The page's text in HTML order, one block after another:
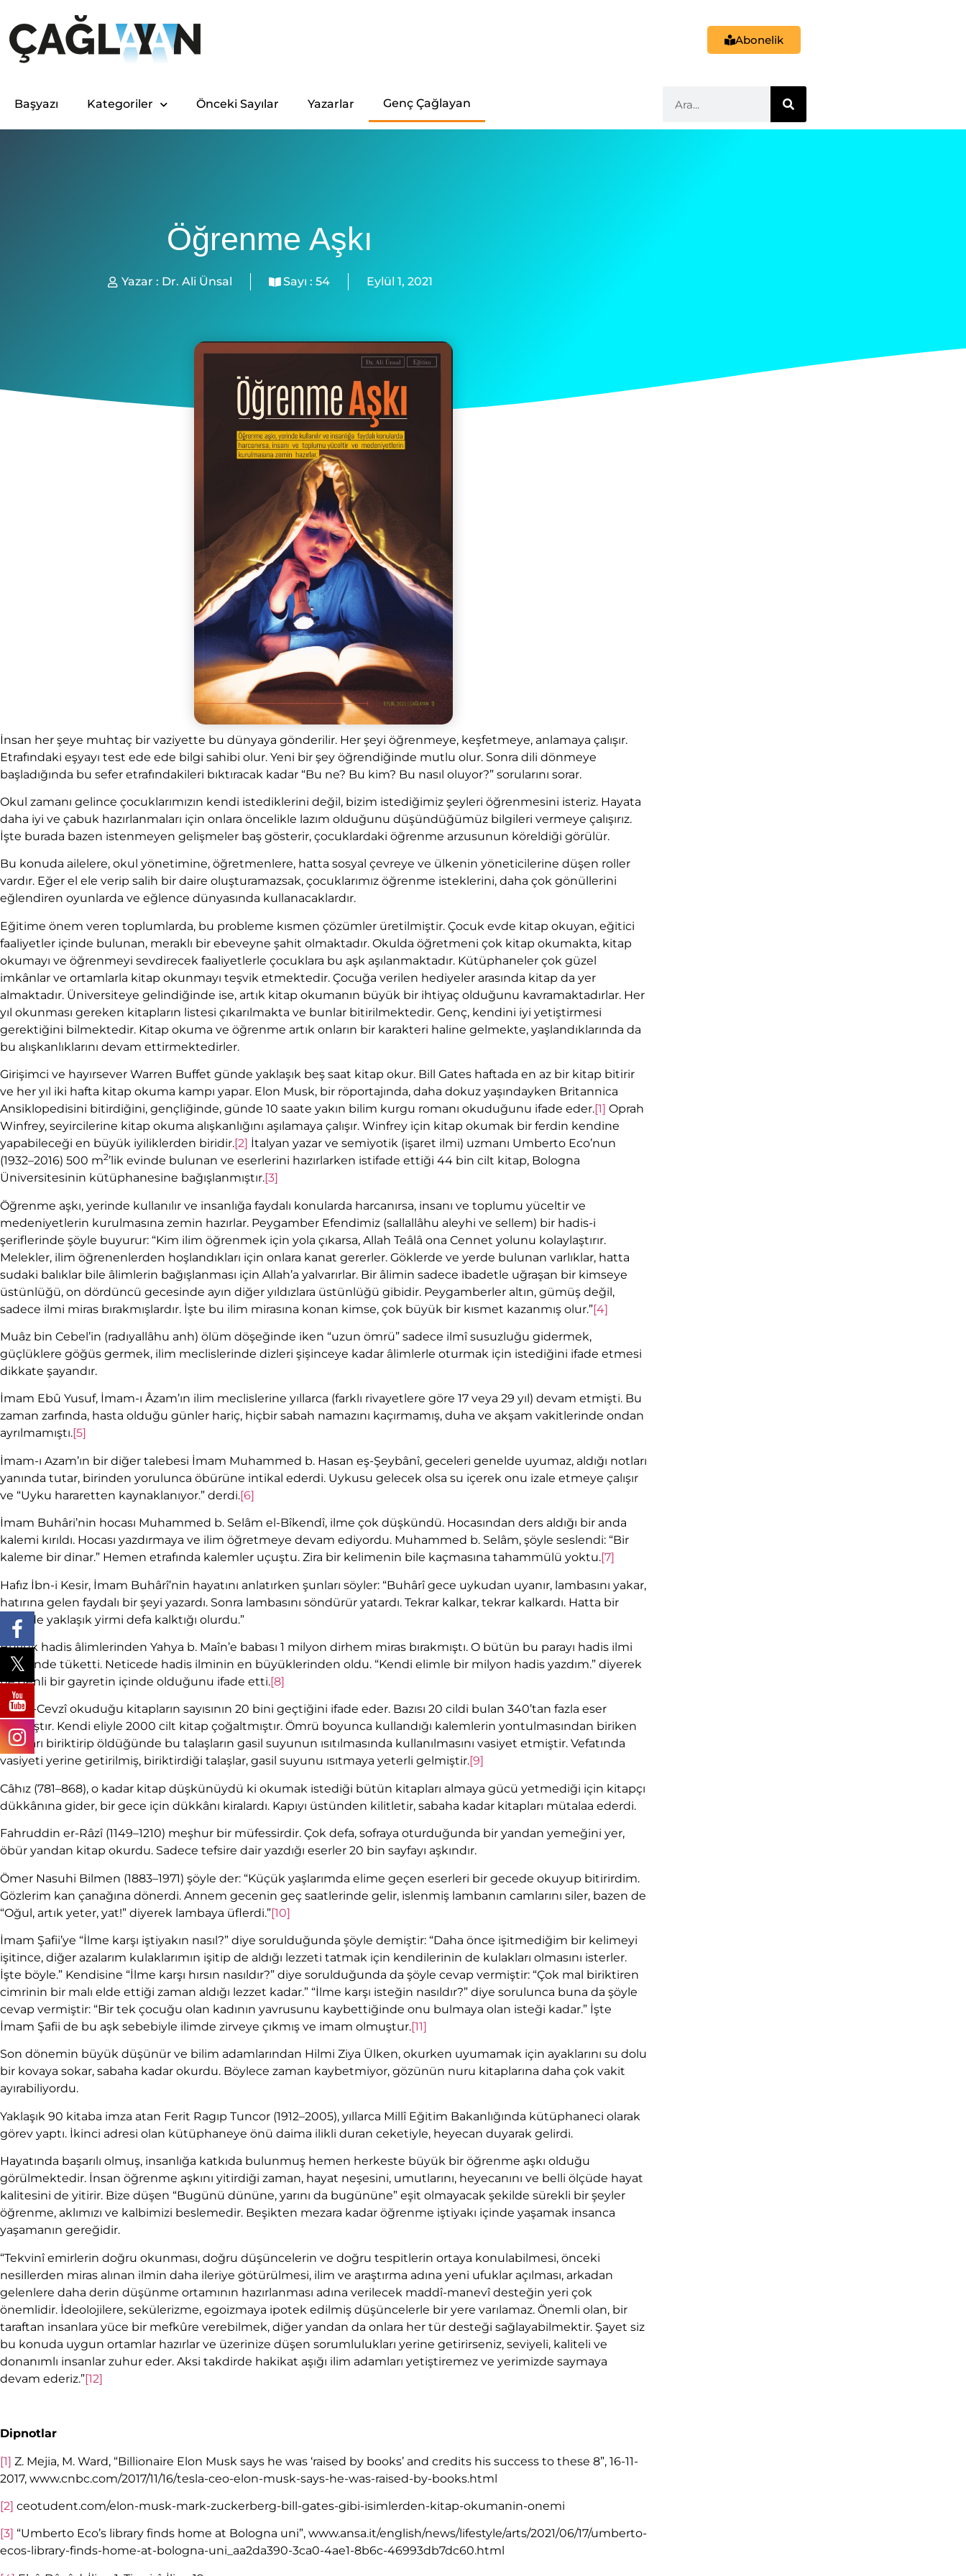
Abonelik
Başyazı Kategoriler Önceki Sayılar Yazarlar Genç Çağlayan
Öğrenme Aşkı
Yazar : Dr. Ali Ünsal Sayı : 54 Eylül 1, 2021
İnsan her şeye muhtaç bir vaziyette bu dünyaya gönderilir. Her şeyi öğrenmeye, keşfetmeye, anlamaya çalışır.
Etrafındaki eşyayı test ede ede bilgi sahibi olur. Yeni bir şey öğrendiğinde mutlu olur. Sonra dili dönmeye
başladığında bu sefer etrafındakileri bıktıracak kadar “Bu ne? Bu kim? Bu nasıl oluyor?” sorularını sorar.
Okul zamanı gelince çocuklarımızın kendi istediklerini değil, bizim istediğimiz şeyleri öğrenmesini isteriz. Hayata
daha iyi ve çabuk hazırlanmaları için onlara öncelikle lazım olduğunu düşündüğümüz bilgileri vermeye çalışırız.
İşte burada bazen istenmeyen gelişmeler baş gösterir, çocuklardaki öğrenme arzusunun köreldiği görülür.
Bu konuda ailelere, okul yönetimine, öğretmenlere, hatta sosyal çevreye ve ülkenin yöneticilerine düşen roller
vardır. Eğer el ele verip salih bir daire oluşturamazsak, çocuklarımız öğrenme isteklerini, daha çok gönüllerini
eğlendiren oyunlarda ve eğlence dünyasında kullanacaklardır.
Eğitime önem veren toplumlarda, bu probleme kısmen çözümler üretilmiştir. Çocuk evde kitap okuyan, eğitici
faaliyetler içinde bulunan, meraklı bir ebeveyne şahit olmaktadır. Okulda öğretmeni çok kitap okumakta, kitap
okumayı ve öğrenmeyi sevdirecek faaliyetlerle çocuklara bu aşk aşılanmaktadır. Kütüphaneler çok güzel
imkânlar ve ortamlarla kitap okunmayı teşvik etmektedir. Çocuğa verilen hediyeler arasında kitap da yer
almaktadır. Üniversiteye gelindiğinde ise, artık kitap okumanın büyük bir ihtiyaç olduğunu kavramaktadırlar. Her
yıl okunması gereken kitapların listesi çıkarılmakta ve bunlar bitirilmektedir. Genç, kendini iyi yetiştirmesi
gerektiğini bilmektedir. Kitap okuma ve öğrenme artık onların bir karakteri haline gelmekte, yaşlandıklarında da
bu alışkanlıklarını devam ettirmektedirler.
Girişimci ve hayırsever Warren Buffet günde yaklaşık beş saat kitap okur. Bill Gates haftada en az bir kitap bitirir
ve her yıl iki hafta kitap okuma kampı yapar. Elon Musk, bir röportajında, daha dokuz yaşındayken Britannica
Ansiklopedisini bitirdiğini, gençliğinde, günde 10 saate yakın bilim kurgu romanı okuduğunu ifade eder.[1] Oprah
Winfrey, seyircilerine kitap okuma alışkanlığını aşılamaya çalışır. Winfrey için kitap okumak bir ferdin kendine
yapabileceği en büyük iyiliklerden biridir.[2] İtalyan yazar ve semiyotik (işaret ilmi) uzmanı Umberto Eco’nun
(1932–2016) 500 m2’lik evinde bulunan ve eserlerini hazırlarken istifade ettiği 44 bin cilt kitap, Bologna
Üniversitesinin kütüphanesine bağışlanmıştır.[3]
Öğrenme aşkı, yerinde kullanılır ve insanlığa faydalı konularda harcanırsa, insanı ve toplumu yüceltir ve
medeniyetlerin kurulmasına zemin hazırlar. Peygamber Efendimiz (sallallâhu aleyhi ve sellem) bir hadis-i
şeriflerinde şöyle buyurur: “Kim ilim öğrenmek için yola çıkarsa, Allah Teâlâ ona Cennet yolunu kolaylaştırır.
Melekler, ilim öğrenenlerden hoşlandıkları için onlara kanat gererler. Göklerde ve yerde bulunan varlıklar, hatta
sudaki balıklar bile âlimlerin bağışlanması için Allah’a yalvarırlar. Bir âlimin sadece ibadetle uğraşan bir kimseye
üstünlüğü, on dördüncü gecesinde ayın diğer yıldızlara üstünlüğü gibidir. Peygamberler altın, gümüş değil,
sadece ilmi miras bırakmışlardır. İşte bu ilim mirasına konan kimse, çok büyük bir kısmet kazanmış olur.”[4]
Muâz bin Cebel’in (radıyallâhu anh) ölüm döşeğinde iken “uzun ömrü” sadece ilmî susuzluğu gidermek,
güçlüklere göğüs germek, ilim meclislerinde dizleri şişinceye kadar âlimlerle oturmak için istediğini ifade etmesi
dikkate şayandır.
İmam Ebû Yusuf, İmam-ı Âzam’ın ilim meclislerine yıllarca (farklı rivayetlere göre 17 veya 29 yıl) devam etmişti. Bu
zaman zarfında, hasta olduğu günler hariç, hiçbir sabah namazını kaçırmamış, duha ve akşam vakitlerinde ondan
ayrılmamıştı.[5]
İmam-ı Azam’ın bir diğer talebesi İmam Muhammed b. Hasan eş-Şeybânî, geceleri genelde uyumaz, aldığı notları
yanında tutar, birinden yorulunca öbürüne intikal ederdi. Uykusu gelecek olsa su içerek onu izale etmeye çalışır
ve “Uyku hararetten kaynaklanıyor.” derdi.[6]
İmam Buhâri’nin hocası Muhammed b. Selâm el-Bîkendî, ilme çok düşkündü. Hocasından ders aldığı bir anda
kalemi kırıldı. Hocası yazdırmaya ve ilim öğretmeye devam ediyordu. Muhammed b. Selâm, şöyle seslendi: “Bir
kaleme bir dinar.” Hemen etrafında kalemler uçuştu. Zira bir kelimenin bile kaçmasına tahammülü yoktu.[7]
Hafız İbn-i Kesir, İmam Buhârî’nin hayatını anlatırken şunları söyler: “Buhârî gece uykudan uyanır, lambasını yakar,
hatırına gelen faydalı bir şeyi yazardı. Sonra lambasını söndürür yatardı. Tekrar kalkar, tekrar kalkardı. Hatta bir
gecede yaklaşık yirmi defa kalktığı olurdu.”
Büyük hadis âlimlerinden Yahya b. Maîn’e babası 1 milyon dirhem miras bırakmıştı. O bütün bu parayı hadis ilmi
tahsilinde tüketti. Neticede hadis ilminin en büyüklerinden oldu. “Kendi elimle bir milyon hadis yazdım.” diyerek
ne denli bir gayretin içinde olduğunu ifade etti.[8]
İbnü’l-Cevzî okuduğu kitapların sayısının 20 bini geçtiğini ifade eder. Bazısı 20 cildi bulan 340’tan fazla eser
yazmıştır. Kendi eliyle 2000 cilt kitap çoğaltmıştır. Ömrü boyunca kullandığı kalemlerin yontulmasından biriken
talaşları biriktirip öldüğünde bu talaşların gasil suyunun ısıtılmasında kullanılmasını vasiyet etmiştir. Vefatında
vasiyeti yerine getirilmiş, biriktirdiği talaşlar, gasil suyunu ısıtmaya yeterli gelmiştir.[9]
Câhız (781–868), o kadar kitap düşkünüydü ki okumak istediği bütün kitapları almaya gücü yetmediği için kitapçı
dükkânına gider, bir gece için dükkânı kiralardı. Kapıyı üstünden kilitletir, sabaha kadar kitapları mütalaa ederdi.
Fahruddin er-Râzî (1149–1210) meşhur bir müfessirdir. Çok defa, sofraya oturduğunda bir yandan yemeğini yer,
öbür yandan kitap okurdu. Sadece tefsire dair yazdığı eserler 20 bin sayfayı aşkındır.
Ömer Nasuhi Bilmen (1883–1971) şöyle der: “Küçük yaşlarımda elime geçen eserleri bir gecede okuyup bitirirdim.
Gözlerim kan çanağına dönerdi. Annem gecenin geç saatlerinde gelir, islenmiş lambanın camlarını siler, bazen de
“Oğul, artık yeter, yat!” diyerek lambaya üflerdi.”[10]
İmam Şafii’ye “İlme karşı iştiyakın nasıl?” diye sorulduğunda şöyle demiştir: “Daha önce işitmediğim bir kelimeyi
işitince, diğer azalarım kulaklarımın işitip de aldığı lezzeti tatmak için kendilerinin de kulakları olmasını isterler.
İşte böyle.” Kendisine “İlme karşı hırsın nasıldır?” diye sorulduğunda da şöyle cevap vermiştir: “Çok mal biriktiren
cimrinin bir malı elde ettiği zaman aldığı lezzet kadar.” “İlme karşı isteğin nasıldır?” diye sorulunca buna da şöyle
cevap vermiştir: “Bir tek çocuğu olan kadının yavrusunu kaybettiğinde onu bulmaya olan isteği kadar.” İşte
İmam Şafii de bu aşk sebebiyle ilimde zirveye çıkmış ve imam olmuştur.[11]
Son dönemin büyük düşünür ve bilim adamlarından Hilmi Ziya Ülken, okurken uyumamak için ayaklarını su dolu
bir kovaya sokar, sabaha kadar okurdu. Böylece zaman kaybetmiyor, gözünün nuru kitaplarına daha çok vakit
ayırabiliyordu.
Yaklaşık 90 kitaba imza atan Ferit Ragıp Tuncor (1912–2005), yıllarca Millî Eğitim Bakanlığında kütüphaneci olarak
görev yaptı. İkinci adresi olan kütüphaneye önü daima ilikli duran ceketiyle, heyecan duyarak gelirdi.
Hayatında başarılı olmuş, insanlığa katkıda bulunmuş hemen herkeste büyük bir öğrenme aşkı olduğu
görülmektedir. İnsan öğrenme aşkını yitirdiği zaman, hayat neşesini, umutlarını, heyecanını ve belli ölçüde hayat
kalitesini de yitirir. Bize düşen “Bugünü dününe, yarını da bugününe” eşit olmayacak şekilde sürekli bir şeyler
öğrenme, aklımızı ve kalbimizi beslemedir. Beşikten mezara kadar öğrenme iştiyakı içinde yaşamak insanca
yaşamanın gereğidir.
“Tekvinî emirlerin doğru okunması, doğru düşüncelerin ve doğru tespitlerin ortaya konulabilmesi, önceki
nesillerden miras alınan ilmin daha ileriye götürülmesi, ilim ve araştırma adına yeni ufuklar açılması, arkadan
gelenlere daha derin düşünme ortamının hazırlanması adına verilecek maddî-manevî desteğin yeri çok
önemlidir. İdeolojilere, sekülerizme, egoizmaya ipotek edilmiş düşüncelerle bir yere varılamaz. Önemli olan, bir
taraftan insanlara yüce bir mefkûre verebilmek, diğer yandan da onlara her tür desteği sağlayabilmektir. Şayet siz
bu konuda uygun ortamlar hazırlar ve üzerinize düşen sorumlulukları yerine getirirseniz, seviyeli, kaliteli ve
donanımlı insanlar zuhur eder. Aksi takdirde hakikat aşığı ilim adamları yetiştiremez ve yerimizde saymaya
devam ederiz.”[12]
Dipnotlar
[1] Z. Mejia, M. Ward, “Billionaire Elon Musk says he was ‘raised by books’ and credits his success to these 8”, 16-11-
2017, www.cnbc.com/2017/11/16/tesla-ceo-elon-musk-says-he-was-raised-by-books.html
[2] ceotudent.com/elon-musk-mark-zuckerberg-bill-gates-gibi-isimlerden-kitap-okumanin-onemi
[3] “Umberto Eco’s library finds home at Bologna uni”, www.ansa.it/english/news/lifestyle/arts/2021/06/17/umberto-
ecos-library-finds-home-at-bologna-uni_aa2da390-3ca0-4ae1-8b6c-46993db7dc60.html